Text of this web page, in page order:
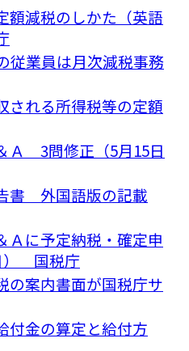
額減税のしかた（英語
従業員は月次減税事務
される所得税等の定額
Ａ 3問修正（5月15日
書 外国語版の記載
Ａに予定納税・確定申
） 国税庁
の案内書面が国税庁サ
付金の算定と給付方